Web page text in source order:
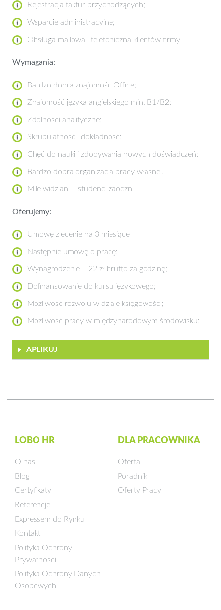
Rejestracja faktur przychodzących;
Wsparcie administracyjne;
Obsługa mailowa i telefoniczna klientów firmy
Wymagania:
Bardzo dobra znajomość Office;
Znajomość języka angielskiego min. B1/B2;
Zdolności analityczne;
Skrupulatność i dokładność;
Chęć do nauki i zdobywania nowych doświadczeń;
Bardzo dobra organizacja pracy własnej.
Mile widziani – studenci zaoczni
Oferujemy:
Umowę zlecenie na 3 miesiące
Następnie umowę o pracę;
Wynagrodzenie – 22 zł brutto za godzinę;
Dofinansowanie do kursu językowego;
Możliwość rozwoju w dziale księgowości;
Możliwość pracy w międzynarodowym środowisku;
APLIKUJ
LOBO HR
O nas
Blog
Certyfikaty
Referencje
Expressem do Rynku
Kontakt
Polityka Ochrony
Prywatności
Polityka Ochrony Danych
Osobowych
DLA PRACOWNIKA
Oferta
Poradnik
Oferty Pracy